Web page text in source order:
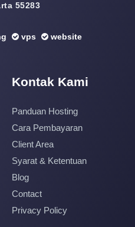
55283
vps website
Kontak Kami
Panduan Hosting
Cara Pembayaran
Client Area
Syarat & Ketentuan
Blog
Contact
Privacy Policy